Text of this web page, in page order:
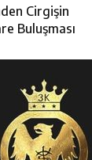
Cirgişin
Buluşması